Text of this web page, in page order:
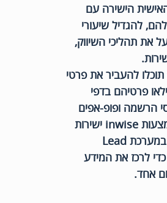
הישירה עם
להגדיל שיעורי
את תהליכי השיווק,
להעביר את פרטי
פרטיהם בדפי
הרשמה ופופ-אפים
שנוצרו באמצעות inwise ישירות
לחשבונכם במערכת Lead
manager כדי לרכז את המידע
אחד.